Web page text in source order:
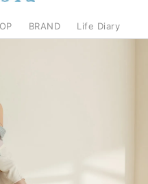
BRAND Life Diary